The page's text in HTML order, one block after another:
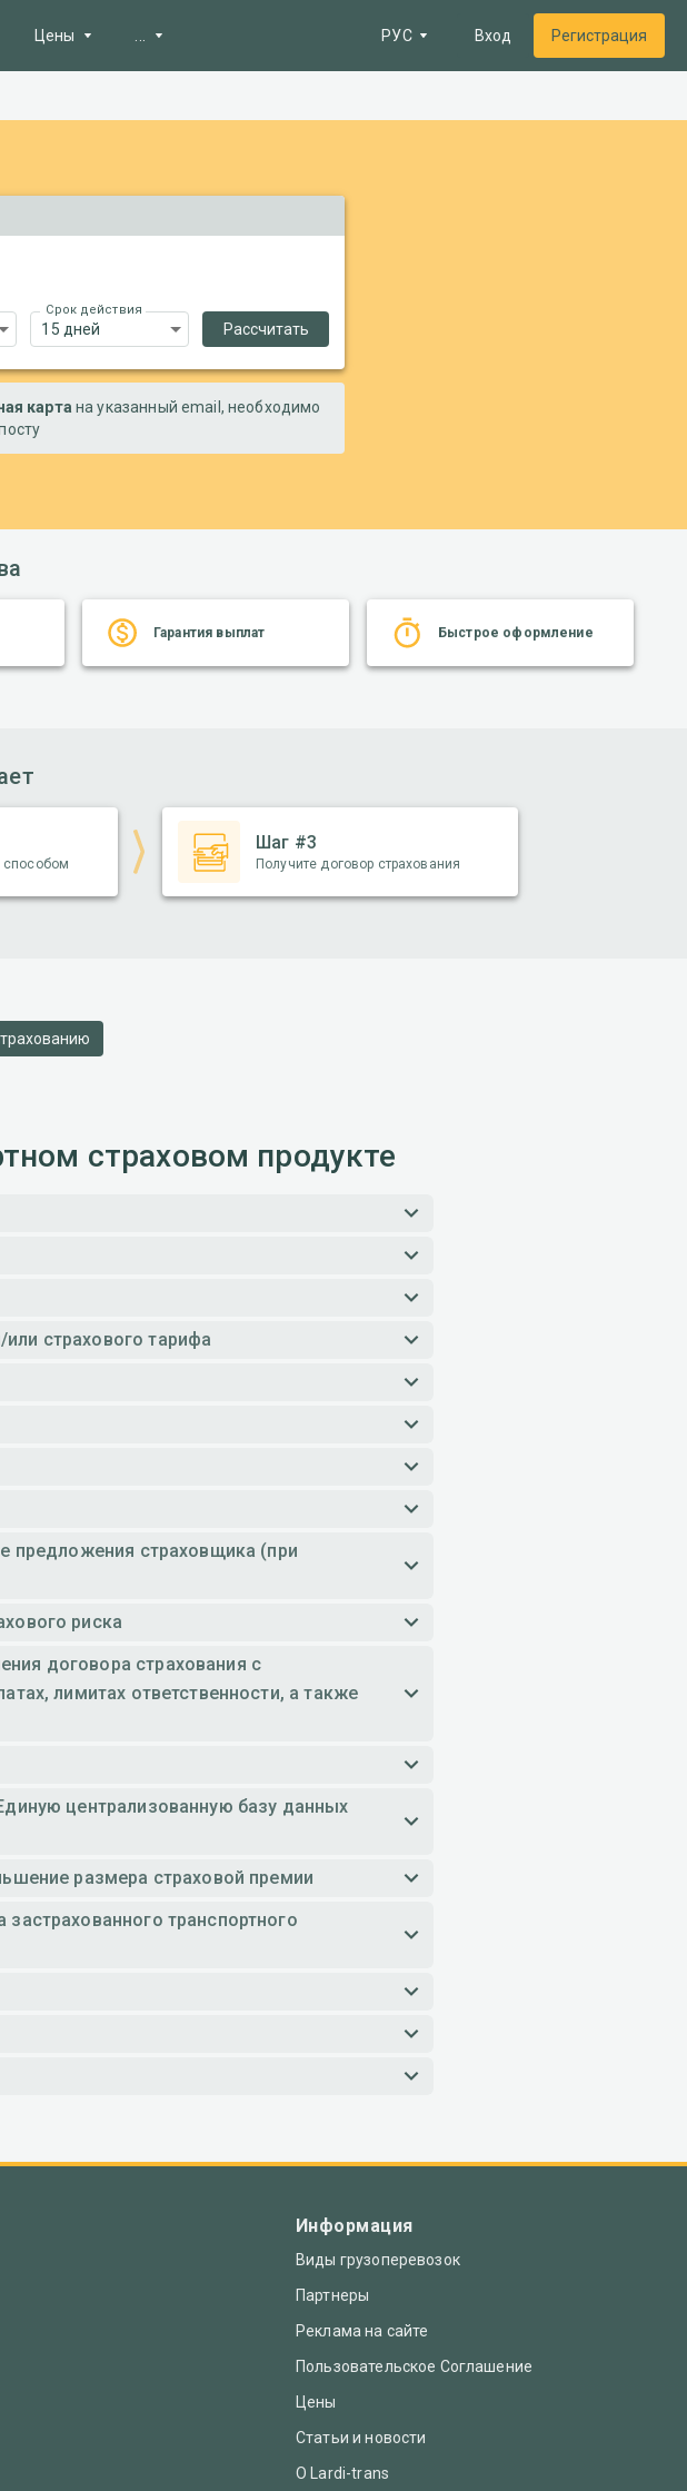
Цены
Новости
Справка
РУС Вход Регистрация
Срок действия
15 дней Рассчитать
карта на указанный email, необходимо
Гарантия выплат Быстрое оформление
способом
Шаг #3
Получите договор страхования
страховом продукте
страхового тарифа
предложения страховщика (при
риска
договора страхования с
лимитах ответственности, а также
централизованную базу данных
размера страховой премии
транспортного
Информация
Виды грузоперевозок
Партнеры
Реклама на сайте
Пользовательское Соглашение
Цены
Статьи и новости
О Lardi-trans